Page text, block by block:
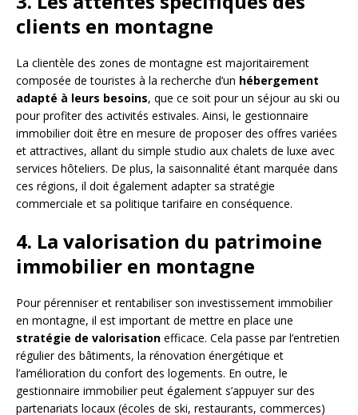
clients en montagne
La clientèle des zones de montagne est majoritairement
composée de touristes à la recherche d’un hébergement
adapté à leurs besoins, que ce soit pour un séjour au ski ou
pour profiter des activités estivales. Ainsi, le gestionnaire
immobilier doit être en mesure de proposer des offres variées
et attractives, allant du simple studio aux chalets de luxe avec
services hôteliers. De plus, la saisonnalité étant marquée dans
ces régions, il doit également adapter sa stratégie
commerciale et sa politique tarifaire en conséquence.
4. La valorisation du patrimoine
immobilier en montagne
Pour pérenniser et rentabiliser son investissement immobilier
en montagne, il est important de mettre en place une
stratégie de valorisation efficace. Cela passe par l’entretien
régulier des bâtiments, la rénovation énergétique et
l’amélioration du confort des logements. En outre, le
gestionnaire immobilier peut également s’appuyer sur des
partenariats locaux (écoles de ski, restaurants, commerces)